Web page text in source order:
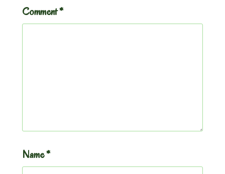
Comment*
Name*